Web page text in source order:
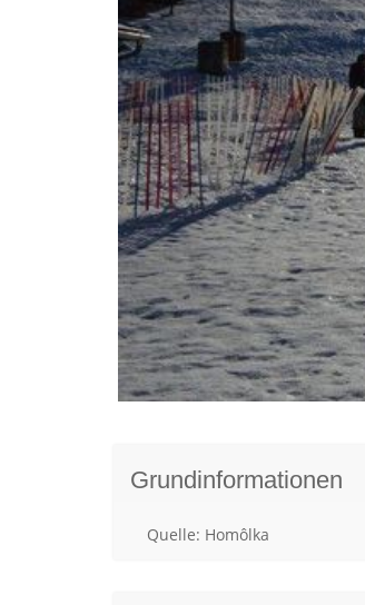
Grundinformationen
Quelle: Homôlka